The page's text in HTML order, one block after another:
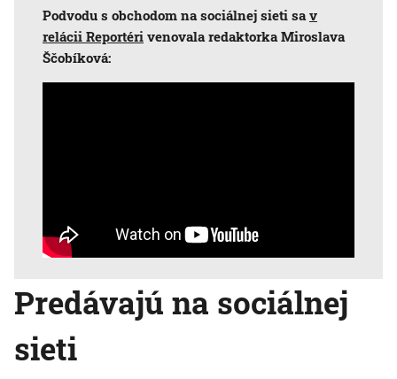
Podvodu s obchodom na sociálnej sieti sav
relácii Reportéri venovala redaktorka Miroslava
Ščobíková:
Predávajú na sociálnej
sieti